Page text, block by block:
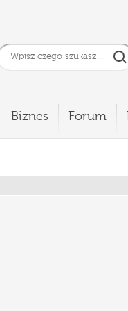
Biznes Forum